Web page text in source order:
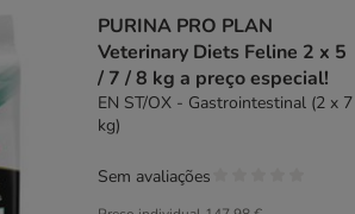
PURINA PRO PLAN
Veterinary Diets Feline 2 x 5
/ 7 / 8 kg a preço especial!
EN ST/OX - Gastrointestinal (2 x 7
kg)
Sem avaliações